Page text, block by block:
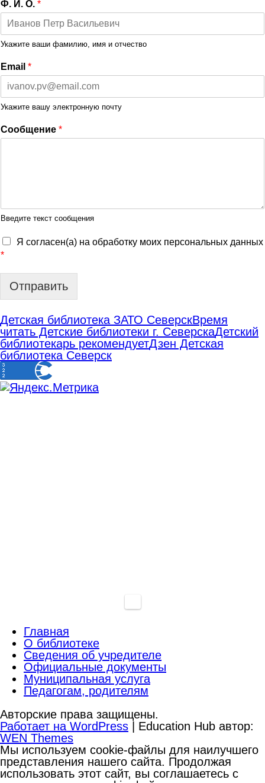
Ф. И. О. *
Укажите ваши фамилию, имя и отчество
Email *
Укажите вашу электронную почту
Сообщение *
Введите текст сообщения
Я согласен(а) на обработку моих персональных данных
*
Отправить
Детская библиотека ЗАТО СеверскВремя
читать Детские библиотеки г. СеверскаДетский
библиотекарь рекомендуетДзен Детская
библиотека Северск
Главная
О библиотеке
Сведения об учредителе
Официальные документы
Муниципальная услуга
Педагогам, родителям
Авторские права защищены.
Работает на WordPress | Education Hub автор:
WEN Themes
Мы используем cookie-файлы для наилучшего
представления нашего сайта. Продолжая
использовать этот сайт, вы соглашаетесь с